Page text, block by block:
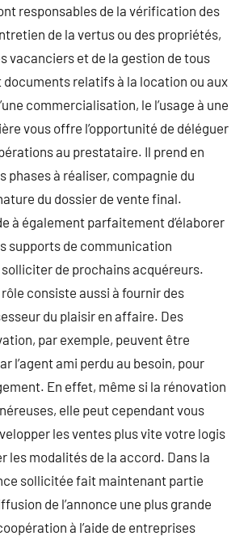
responsables de la vérification des
de la vertus ou des propriétés,
vacanciers et de la gestion de tous
documents relatifs à la location ou aux
commercialisation, le l’usage à une
vous offre l’opportunité de déléguer
au prestataire. Il prend en
phases à réaliser, compagnie du
du dossier de vente final.
à également parfaitement d’élaborer
supports de communication
de prochains acquéreurs.
rôle consiste aussi à fournir des
du plaisir en affaire. Des
par exemple, peuvent être
l’agent ami perdu au besoin, pour
En effet, même si la rénovation
elle peut cependant vous
les ventes plus vite votre logis
les modalités de la accord. Dans la
sollicitée fait maintenant partie
de l’annonce une plus grande
à l’aide de entreprises